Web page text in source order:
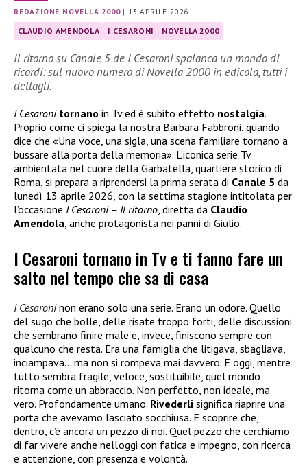
REDAZIONE NOVELLA 2000| 13 APRILE 2026
CLAUDIO AMENDOLA I CESARONI NOVELLA 2000
Il ritorno su Canale 5 de I Cesaroni spalanca un mondo di
ricordi: sul nuovo numero di Novella 2000 in edicola, tutti i
dettagli.
I Cesaroni tornano in Tv ed è subito effetto nostalgia.
Proprio come ci spiega la nostra Barbara Fabbroni, quando
dice che «Una voce, una sigla, una scena familiare tornano a
bussare alla porta della memoria». L’iconica serie Tv
ambientata nel cuore della Garbatella, quartiere storico di
Roma, si prepara a riprendersi la prima serata di Canale 5 da
lunedì 13 aprile 2026, con la settima stagione intitolata per
l’occasione I Cesaroni – Il ritorno, diretta da Claudio
Amendola, anche protagonista nei panni di Giulio.
I Cesaroni tornano in Tv e ti fanno fare un
salto nel tempo che sa di casa
I Cesaroninon erano solo una serie. Erano un odore. Quello
del sugo che bolle, delle risate troppo forti, delle discussioni
che sembrano finire male e, invece, finiscono sempre con
qualcuno che resta. Era una famiglia che litigava, sbagliava,
inciampava… ma non si rompeva mai davvero. E oggi, mentre
tutto sembra fragile, veloce, sostituibile, quel mondo
ritorna come un abbraccio. Non perfetto, non ideale, ma
vero. Profondamente umano. Rivederli significa riaprire una
porta che avevamo lasciato socchiusa. E scoprire che,
dentro, c’è ancora un pezzo di noi. Quel pezzo che cerchiamo
di far vivere anche nell’oggi con fatica e impegno, con ricerca
e attenzione, con presenza e volontà.